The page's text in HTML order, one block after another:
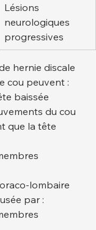
Lésions
neurologiques
progressives
hernie discale
cou peuvent :
baissée
du cou
que la tête
lombaire
par :